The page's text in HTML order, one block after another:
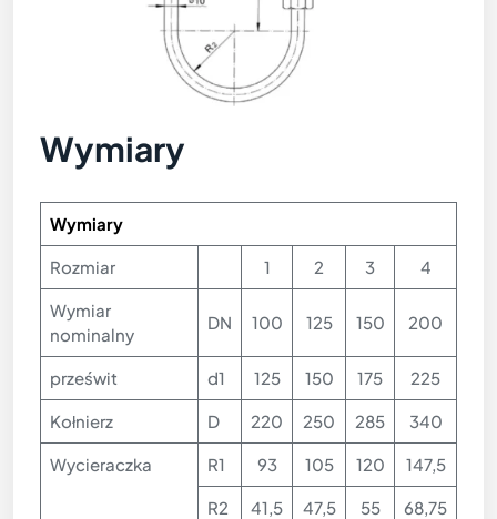
Wymiary
Wymiary
Rozmiar 1 2 3 4
Wymiar
nominalny
DN 100 125 150 200
prześwit d1 125 150 175 225
Kołnierz D 220 250 285 340
Wycieraczka R1 93 105 120 147,5
R2 41,5 47,5 55 68,75